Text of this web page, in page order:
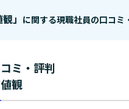
」 に関する現職社員の口コミ
ミ・評判
観